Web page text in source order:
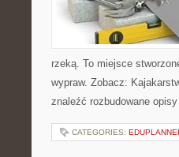
rzeką. To miejsce
wypraw. Zobacz:
znaleźć rozbudowane
CATEGORIES: